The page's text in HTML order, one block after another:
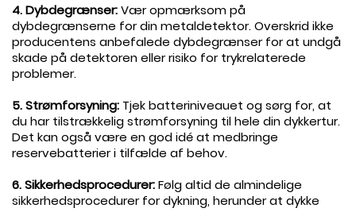
4. Dybdegrænser:Vær opmærksom på
dybdegrænserne for din metaldetektor. Overskrid ikke
producentens anbefalede dybdegrænser for at undgå
skade på detektoren eller risiko for trykrelaterede
problemer.
5. Strømforsyning: Tjek batteriniveauet og sørg for, at
du har tilstrækkelig strømforsyning til hele din dykkertur.
Det kan også være en god idé at medbringe
reservebatterier i tilfælde af behov.
6. Sikkerhedsprocedurer:Følg altid de almindelige
sikkerhedsprocedurer for dykning, herunder at dykke